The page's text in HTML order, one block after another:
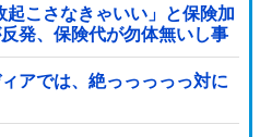
起こさなきゃいい」と保険加
発、保険代が勿体無いし事
アでは、絶っっっっっ対に